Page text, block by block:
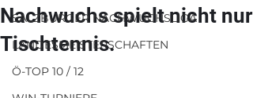
SALZBURGER NACHWUCHSLIGA
LANDESMEISTERSCHAFTEN
Ö-TOP 10 / 12
Nachwuchs spielt nicht nur
Tischtennis.